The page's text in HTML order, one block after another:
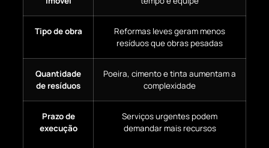
Tipo de obra
Reformas leves geram menos
resíduos que obras pesadas
Quantidade
de resíduos
Poeira, cimento e tinta aumentam a
complexidade
Prazo de
execução
Serviços urgentes podem
demandar mais recursos